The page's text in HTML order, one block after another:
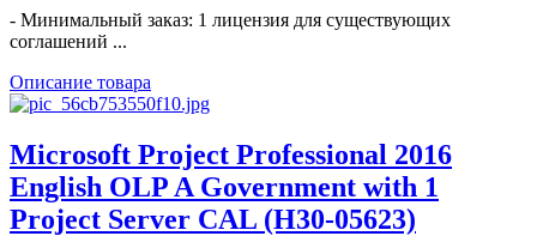
- Минимальный заказ: 1 лицензия для существующих
соглашений ...
Описание товара
Microsoft Project Professional 2016
English OLP A Government with 1
Project Server CAL (H30-05623)